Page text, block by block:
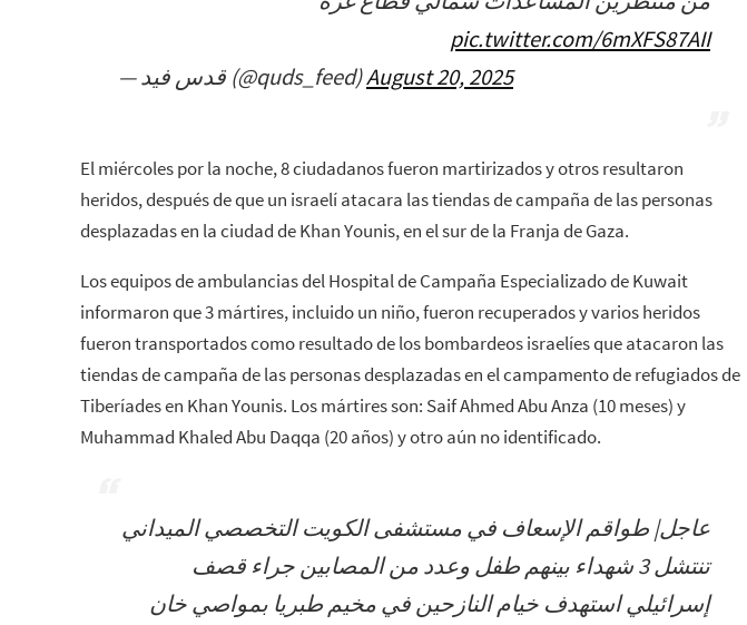
pic.twitter.com/6mXFS87AII
— قدس فيد (@quds_feed)August 20, 2025
El miércoles por la noche, 8 ciudadanos fueron martirizados y otros resultaron
heridos, después de que un israelí atacara las tiendas de campaña de las personas
desplazadas en la ciudad de Khan Younis, en el sur de la Franja de Gaza.
Los equipos de ambulancias del Hospital de Campaña Especializado de Kuwait
informaron que 3 mártires, incluido un niño, fueron recuperados y varios heridos
fueron transportados como resultado de los bombardeos israelíes que atacaron las
tiendas de campaña de las personas desplazadas en el campamento de refugiados de
Tiberíades en Khan Younis. Los mártires son: Saif Ahmed Abu Anza (10 meses) y
Muhammad Khaled Abu Daqqa (20 años) y otro aún no identificado.
عاجل| طواقم الإسعاف في مستشفى الكويت التخصصي الميداني
تنتشل 3 شهداء بينهم طفل وعدد من المصابين جراء قصف
إسرائيلي استهدف خيام النازحين في مخيم طبريا بمواصي خان